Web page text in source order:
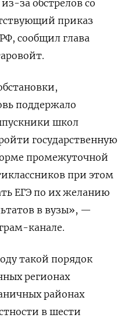
за обстрелов со
приказ
сообщил глава
поддержало
школ
государственную
промежуточной
при этом
ЕГЭ по их желанию
в вузы», —
канале.
такой порядок
регионах
районах
в шести